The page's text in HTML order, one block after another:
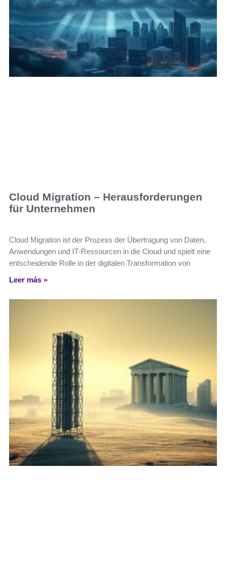
Cloud Migration – Herausforderungen
für Unternehmen
Cloud Migration ist der Prozess der Übertragung von Daten,
Anwendungen und IT-Ressourcen in die Cloud und spielt eine
entscheidende Rolle in der digitalen Transformation von
Leer más »